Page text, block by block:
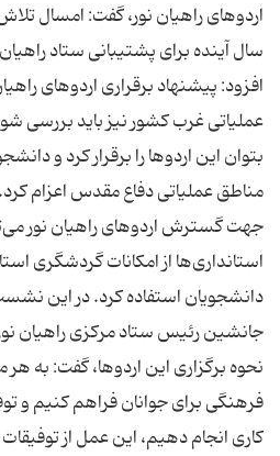
اردوهای راهیان نور، گفت: امسال
سال آینده برای پشتیبانی ستاد
افزود: پیشنهاد برقراری اردوهای
عملیاتی غرب کشور نیز باید بررسی
بتوان این اردوها را برقرار کرد و
مناطق عملیاتی دفاع مقدس اعزام
جهت گسترش اردوهای راهیان نور
استانداری‌ها از امکانات گردشگری
دانشجویان استفاده کرد. در این
جانشین رئیس ستاد مرکزی راهیان نور
نحوه برگزاری این اردوها، گفت: به هر
فرهنگی برای جوانان فراهم کنیم و
کاری انجام دهیم، این عمل از